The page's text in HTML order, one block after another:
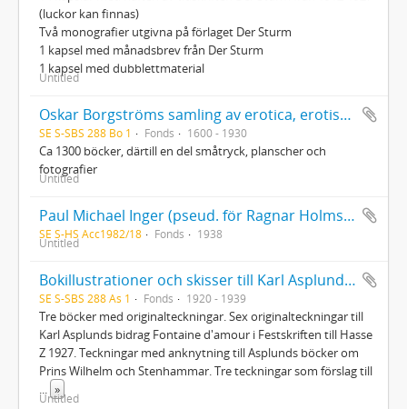
(luckor kan finnas)
Två monografier utgivna på förlaget Der Sturm
1 kapsel med månadsbrev från Der Sturm
1 kapsel med dubblettmaterial
Untitled
Oskar Borgströms samling av erotica, erotisk litteratur
SE S-SBS 288 Bo 1 Fonds 1600 - 1930
Ca 1300 böcker, därtill en del småtryck, planscher och
fotografier
Untitled
Paul Michael Inger (pseud. för Ragnar Holmström), Byn lever (Stockholm 1938). Dedikationsexemplar till Kurt Jungstedt
SE S-HS Acc1982/18 Fonds 1938
Untitled
Bokillustrationer och skisser till Karl Asplunds böcker
SE S-SBS 288 As 1 Fonds 1920 - 1939
Tre böcker med originalteckningar. Sex originalteckningar till
Karl Asplunds bidrag Fontaine d'amour i Festskriften till Hasse
Z 1927. Teckningar med anknytning till Asplunds böcker om
Prins Wilhelm och Stenhammar. Tre teckningar som förslag till
»
Untitled